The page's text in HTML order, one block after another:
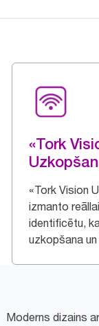
«Tork
«Tork Vision
izmanto
identificētu,
uzkopšana
Moderns dizains